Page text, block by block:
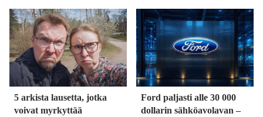
5 arkista lausetta, jotka
voivat myrkyttää
Ford paljasti alle 30 000
dollarin sähköavolavan –